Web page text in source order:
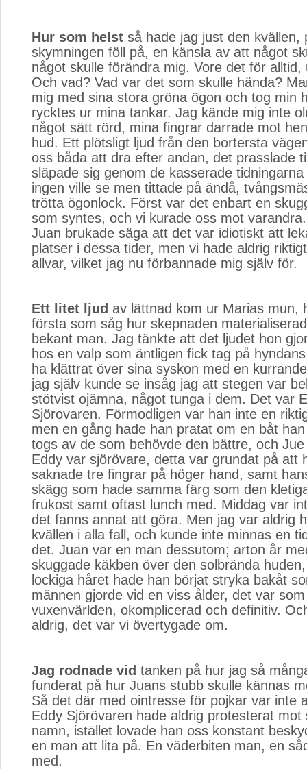
Hur som helst så hade jag just den kvällen,
skymningen föll på, en känsla av att något
något skulle förändra mig. Vore det för alltid,
Och vad? Vad var det som skulle hända?
mig med sina stora gröna ögon och tog min
rycktes ur mina tankar. Jag kände mig inte
något sätt rörd, mina fingrar darrade mot
hud. Ett plötsligt ljud från den bortersta
oss båda att dra efter andan, det prasslade
släpade sig genom de kasserade
ingen ville se men tittade på ändå,
trötta ögonlock. Först var det enbart en
som syntes, och vi kurade oss mot
Juan brukade säga att det var idiotiskt att
platser i dessa tider, men vi hade aldrig
allvar, vilket jag nu förbannade mig själv för.
Ett litet ljud av lättnad kom ur Marias mun,
första som såg hur skepnaden
bekant man. Jag tänkte att det ljudet hon
hos en valp som äntligen fick tag på
ha klättrat över sina syskon med en
jag själv kunde se insåg jag att stegen var
stötvist ojämna, något tunga i dem. Det var
Sjörovaren. Förmodligen var han inte en
men en gång hade han pratat om en båt
togs av de som behövde den bättre, och
Eddy var sjörövare, detta var grundat på att
saknade tre fingrar på höger hand, samt
skägg som hade samma färg som den
frukost samt oftast lunch med. Middag var
det fanns annat att göra. Men jag var aldrig
kvällen i alla fall, och kunde inte minnas en
det. Juan var en man dessutom; arton år
skuggade käkben över den solbrända
lockiga håret hade han börjat stryka bakåt
männen gjorde vid en viss ålder, det var
vuxenvärlden, okomplicerad och definitiv.
aldrig, det var vi övertygade om.
Jag rodnade vid tanken på hur jag så
funderat på hur Juans stubb skulle kännas
Så det där med ointresse för pojkar var inte
Eddy Sjörövaren hade aldrig protesterat mot
namn, istället lovade han oss konstant
en man att lita på. En väderbiten man, en
med.